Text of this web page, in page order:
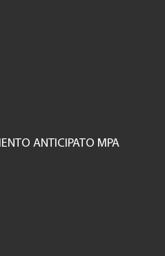
MODELLO DI PENSIONAMENTO ANTICIPATO MPA